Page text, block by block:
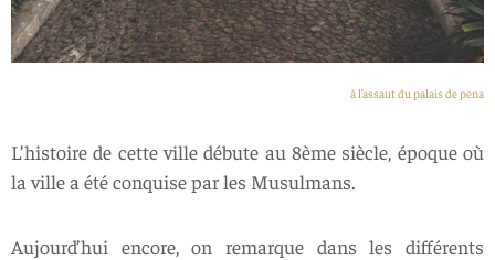
à l’assaut du palais de pena
L’histoire de cette ville débute au 8ème siècle, époque où
la ville a été conquise par les Musulmans.
Aujourd’hui encore, on remarque dans les différents